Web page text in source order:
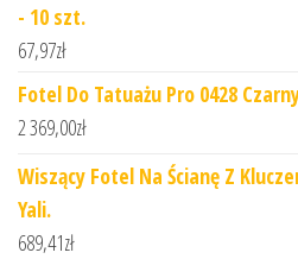
- 10 szt.
67,97zł
Fotel Do Tatuażu Pro 0428
2 369,00zł
Wiszący Fotel Na Ścianę Z
Yali.
689,41zł